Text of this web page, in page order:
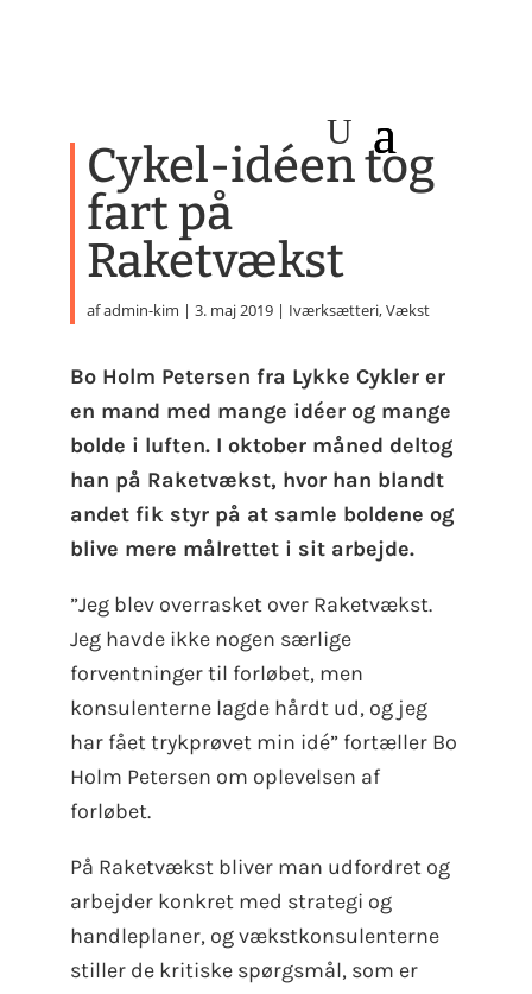
Cykel-idéen tog
fart på
Raketvækst
afadmin-kim |3. maj 2019 | Iværksætteri,Vækst
Bo Holm Petersen fra Lykke Cykler er
en mand med mange idéer og mange
bolde i luften. I oktober måned deltog
han på Raketvækst, hvor han blandt
andet fik styr på at samle boldene og
blive mere målrettet i sit arbejde.
”Jeg blev overrasket over Raketvækst.
Jeg havde ikke nogen særlige
forventninger til forløbet, men
konsulenterne lagde hårdt ud, og jeg
har fået trykprøvet min idé” fortæller Bo
Holm Petersen om oplevelsen af
forløbet.
På Raketvækst bliver man udfordret og
arbejder konkret med strategi og
handleplaner, og vækstkonsulenterne
stiller de kritiske spørgsmål, som er